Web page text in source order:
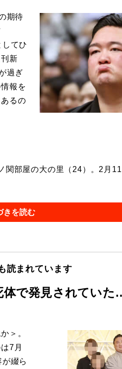
期待
してひ
新
過ぎ
報を
るの
部屋の大の里（24）。2月
きを読む
読まれています
体で発見されてい
＞。
7月
綴ら